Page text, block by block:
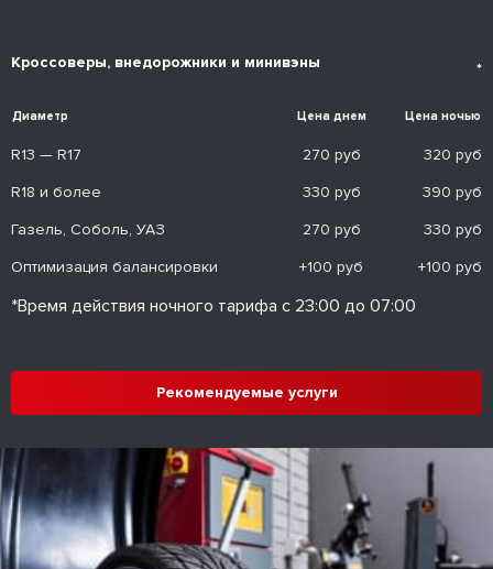
Кроссоверы, внедорожники и минивэны *
Диаметр Цена днем Цена ночью
R13 — R17 270 руб
320 руб
R18 и более
330 руб
390 руб
Газель, Соболь, УАЗ
270 руб
330 руб
Оптимизация балансировки
+100 руб +100 руб
*Время действия ночного тарифа с 23:00 до 07:00
Рекомендуемые услуги